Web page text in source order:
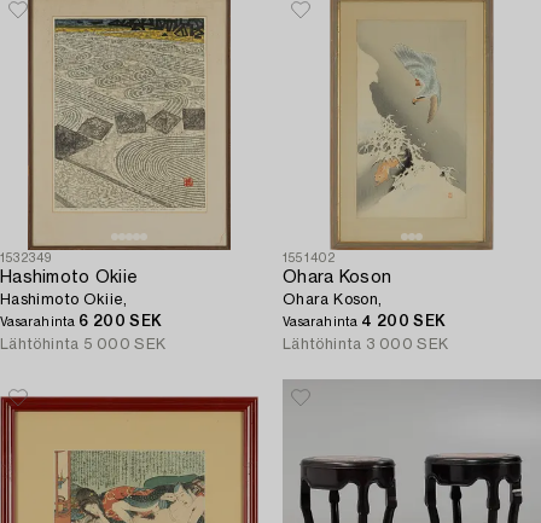
1532349
Hashimoto Okiie
Hashimoto Okiie,
Vasarahinta 6 200 SEK
Lähtöhinta 5 000 SEK
1551402
Ohara Koson
Ohara Koson,
Vasarahinta 4 200 SEK
Lähtöhinta 3 000 SEK